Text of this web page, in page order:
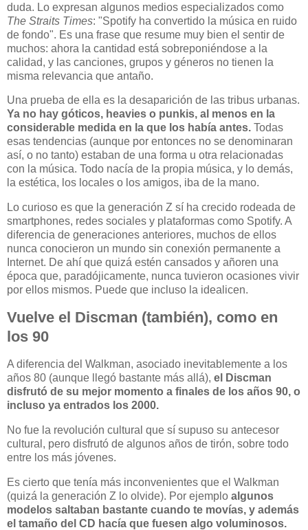
duda. Lo expresan algunos medios especializados como
The Straits Times: "Spotify ha convertido la música en ruido
de fondo". Es una frase que resume muy bien el sentir de
muchos: ahora la cantidad está sobreponiéndose a la
calidad, y las canciones, grupos y géneros no tienen la
misma relevancia que antaño.
Una prueba de ella es la desaparición de las tribus urbanas.
Ya no hay góticos, heavies o punkis, al menos en la
considerable medida en la que los había antes. Todas
esas tendencias (aunque por entonces no se denominaran
así, o no tanto) estaban de una forma u otra relacionadas
con la música. Todo nacía de la propia música, y lo demás,
la estética, los locales o los amigos, iba de la mano.
Lo curioso es que la generación Z sí ha crecido rodeada de
smartphones, redes sociales y plataformas como Spotify. A
diferencia de generaciones anteriores, muchos de ellos
nunca conocieron un mundo sin conexión permanente a
Internet. De ahí que quizá estén cansados y añoren una
época que, paradójicamente, nunca tuvieron ocasiones vivir
por ellos mismos. Puede que incluso la idealicen.
Vuelve el Discman (también), como en
los 90
A diferencia del Walkman, asociado inevitablemente a los
años 80 (aunque llegó bastante más allá), el Discman
disfrutó de su mejor momento a finales de los años 90, o
incluso ya entrados los 2000.
No fue la revolución cultural que sí supuso su antecesor
cultural, pero disfrutó de algunos años de tirón, sobre todo
entre los más jóvenes.
Es cierto que tenía más inconvenientes que el Walkman
(quizá la generación Z lo olvide). Por ejemplo algunos
modelos saltaban bastante cuando te movías, y además
el tamaño del CD hacía que fuesen algo voluminosos.